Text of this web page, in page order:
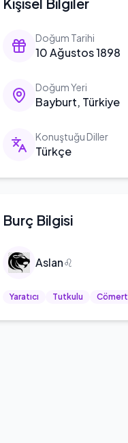
Doğum Tarihi
10 Ağustos 1898
Doğum Yeri
Bayburt, Türkiye
Konuştuğu Diller
Türkçe
Burç Bilgisi
Aslan♌
Yaratıcı Tutkulu Cömert